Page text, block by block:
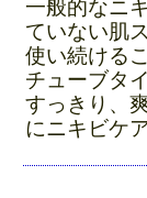
一般的なニ
ていない肌
使い続ける
チューブタ
すっきり、
にニキビケ